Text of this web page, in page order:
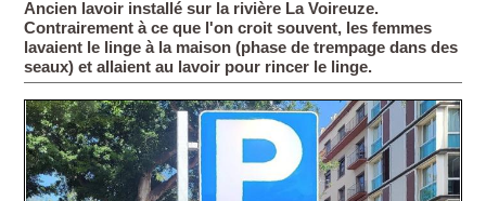
Ancien lavoir installé sur la rivière La Voireuze.
Contrairement à ce que l'on croit souvent, les femmes
lavaient le linge à la maison (phase de trempage dans des
seaux) et allaient au lavoir pour rincer le linge.